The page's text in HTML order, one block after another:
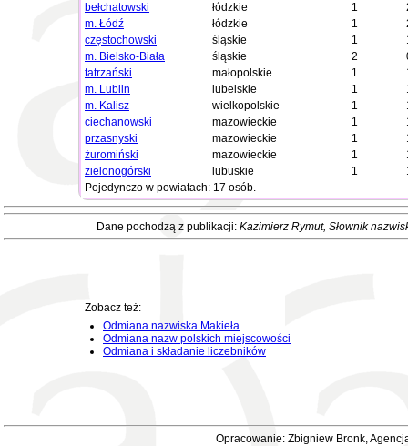
bełchatowski
łódzkie 1
m. Łódź
łódzkie 1
częstochowski
śląskie 1
m. Bielsko-Biała
śląskie 2
tatrzański
małopolskie 1
m. Lublin
lubelskie 1
m. Kalisz
wielkopolskie 1
ciechanowski
mazowieckie 1
przasnyski
mazowieckie 1
żuromiński
mazowieckie 1
zielonogórski
lubuskie 1
Pojedynczo w powiatach: 17 osób.
Dane pochodzą z publikacji: Kazimierz Rymut, Słownik
Zobacz też:
Odmiana nazwiska Makieła
Odmiana nazw polskich miejscowości
Odmiana i składanie liczebników
Opracowanie: Zbigniew Bronk,